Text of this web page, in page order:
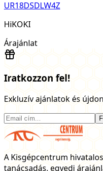
UR18DSDLW4Z
HiKOKI
Árajánlat
Iratkozzon fel!
Exkluzív ajánlatok és
A Kisgépcentrum
tanácsadás, egyedi